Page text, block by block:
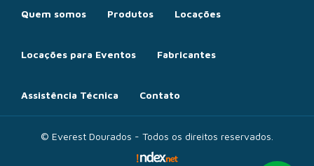
Quem somos Produtos Locações
Locações para Eventos Fabricantes
Assistência Técnica Contato
© Everest Dourados - Todos os direitos reservados.